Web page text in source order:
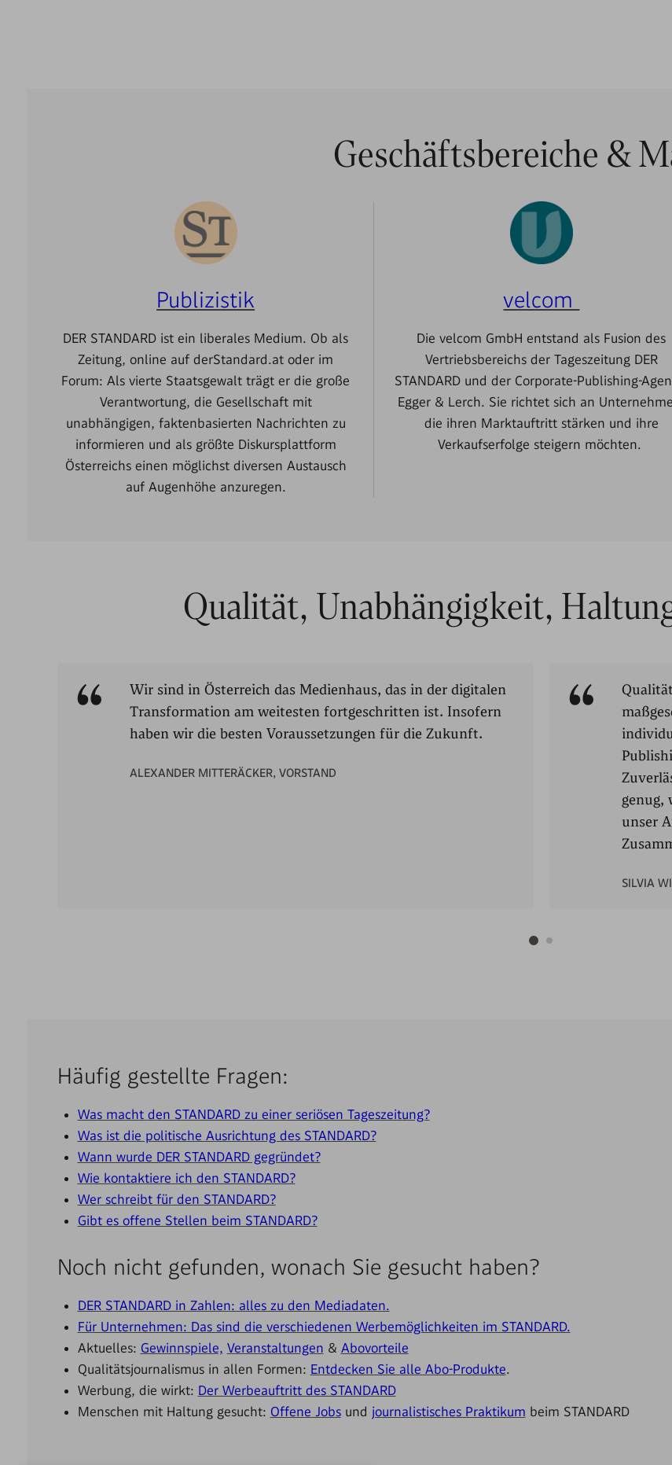
Geschäftsbereiche &
Publizistik
DER STANDARD ist ein liberales Medium. Ob als
Zeitung, online auf derStandard.at oder im
Forum: Als vierte Staatsgewalt trägt er die große
Verantwortung, die Gesellschaft mit
unabhängigen, faktenbasierten Nachrichten zu
informieren und als größte Diskursplattform
Österreichs einen möglichst diversen Austausch
auf Augenhöhe anzuregen.
velcom
Die velcom GmbH entstand als Fusion des
Vertriebsbereichs der Tageszeitung DER
STANDARD und der Corporate-Publishing-
Egger & Lerch. Sie richtet sich an
die ihren Marktauftritt stärken und ihre
Verkaufserfolge steigern möchten.
Qualität, Unabhängigkeit,
Wir sind in Österreich das Medienhaus, das in der digitalen
Transformation am weitesten fortgeschritten ist. Insofern
haben wir die besten Voraussetzungen für die Zukunft.
ALEXANDER MITTERÄCKER, VORSTAND
genug,
unser
SILVIA
Häufig gestellte Fragen:
Was macht den STANDARD zu einer seriösen Tageszeitung?
Was ist die politische Ausrichtung des STANDARD?
Wann wurde DER STANDARD gegründet?
Wie kontaktiere ich den STANDARD?
Wer schreibt für den STANDARD?
Gibt es offene Stellen beim STANDARD?
Noch nicht gefunden, wonach Sie gesucht haben?
DER STANDARD in Zahlen: alles zu den Mediadaten.
Für Unternehmen: Das sind die verschiedenen Werbemöglichkeiten im STANDARD.
Aktuelles: Gewinnspiele, Veranstaltungen & Abovorteile
Qualitätsjournalismus in allen Formen: Entdecken Sie alle Abo-Produkte.
Werbung, die wirkt: Der Werbeauftritt des STANDARD
Menschen mit Haltung gesucht: Offene Jobsund journalistisches Praktikum beim STANDARD